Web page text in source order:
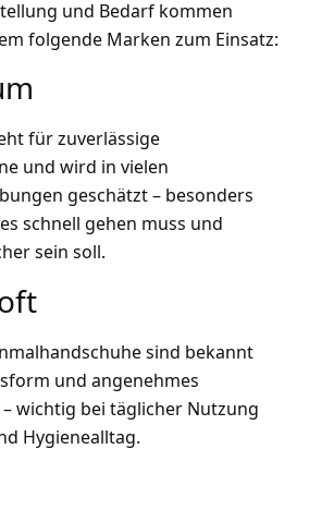
und Bedarf kommen
folgende Marken zum Einsatz:
für zuverlässige
und wird in vielen
geschätzt – besonders
schnell gehen muss und
sein soll.
sind bekannt
und angenehmes
wichtig bei täglicher Nutzung
Hygienealltag.